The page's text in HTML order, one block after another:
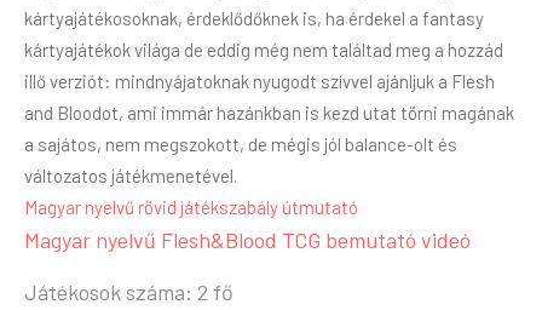
kártyajátékosoknak, érdeklődőknek is, ha érdekel a fantasy
kártyajátékok világa de eddig még nem találtad meg a hozzád
illő verziót: mindnyájatoknak nyugodt szívvel ajánljuk a Flesh
and Bloodot, ami immár hazánkban is kezd utat törni magának
a sajátos, nem megszokott, de mégis jól balance-olt és
változatos játékmenetével.
Magyar nyelvű rövid játékszabály útmutató
Magyar nyelvű Flesh&Blood TCG bemutató videó
Játékosok száma: 2 fő